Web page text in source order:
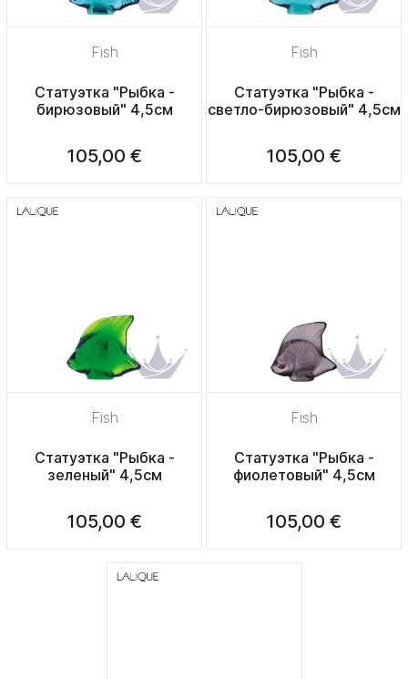
Fish
Статуэтка "Рыбка -
бирюзовый" 4,5см
105,00 €
Fish
Статуэтка "Рыбка -
светло-бирюзовый" 4,5см
105,00 €
Fish
Статуэтка "Рыбка -
зеленый" 4,5см
105,00 €
Fish
Статуэтка "Рыбка -
фиолетовый" 4,5см
105,00 €